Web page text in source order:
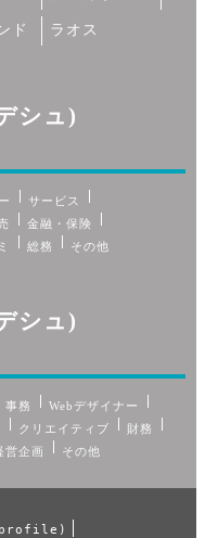
ド ラオス
シュ)
サービス
金融・保険
総務 その他
シュ)
事務
Webデザイナー
クリエイティブ
財務
営企画 その他